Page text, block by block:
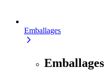
Emballages
Emballages